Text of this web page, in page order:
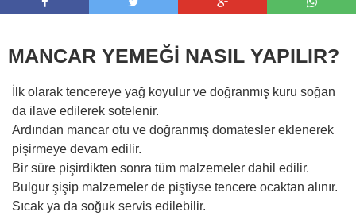
MANCAR YEMEĞİ NASIL YAPILIR?
İlk olarak tencereye yağ koyulur ve doğranmış kuru soğan
da ilave edilerek sotelenir.
Ardından mancar otu ve doğranmış domatesler eklenerek
pişirmeye devam edilir.
Bir süre pişirdikten sonra tüm malzemeler dahil edilir.
Bulgur şişip malzemeler de piştiyse tencere ocaktan alınır.
Sıcak ya da soğuk servis edilebilir.